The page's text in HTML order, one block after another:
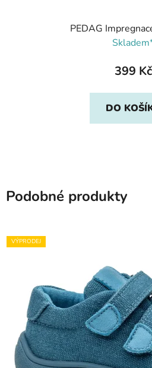
PEDAG
399 Kč
DO
Podobné produkty
VÝPRODEJ